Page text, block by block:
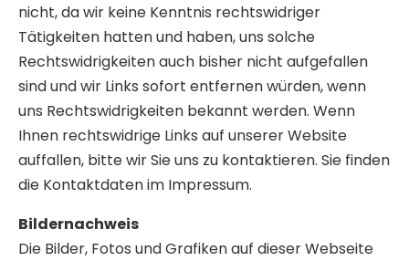
nicht, da wir keine Kenntnis rechtswidriger
Tätigkeiten hatten und haben, uns solche
Rechtswidrigkeiten auch bisher nicht aufgefallen
sind und wir Links sofort entfernen würden, wenn
uns Rechtswidrigkeiten bekannt werden. Wenn
Ihnen rechtswidrige Links auf unserer Website
auffallen, bitte wir Sie uns zu kontaktieren. Sie finden
die Kontaktdaten im Impressum.
Bildernachweis
Die Bilder, Fotos und Grafiken auf dieser Webseite